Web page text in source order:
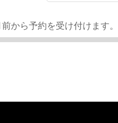
から予約を受け付けます。